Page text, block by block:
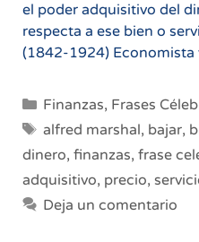
el poder adquisitivo del
respecta a ese bien o
(1842-1924)
Categorías
Finanzas, Frases
Etiquetas
alfred marshal, bajar,
dinero, finanzas, frase
adquisitivo, precio,
Deja un comentario